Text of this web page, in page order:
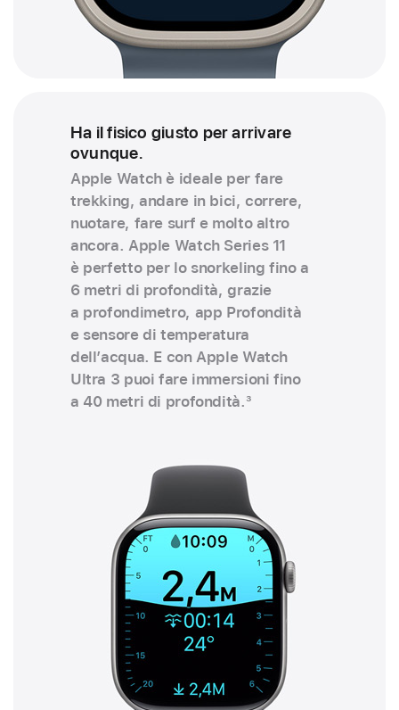
Ha il fisico giusto per arrivare
ovunque.
Apple Watch è ideale per fare
trekking, andare in bici, correre,
nuotare, fare surf e molto altro
ancora. Apple Watch Series 11
è perfetto per lo snorkeling fino a
6 metri di profondità, grazie
a profondimetro, app Profondità
e sensore di temperatu­ra
dell’acqua. E con Apple Watch
Ultra 3 puoi fare immersioni fino
a 40 metri di profondità.3